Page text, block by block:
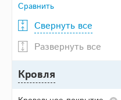
Сравнить
Свернуть все
Развернуть все
Кровля